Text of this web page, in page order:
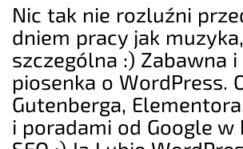
Nic tak nie rozluźni
dniem pracy jak
szczególna :) Zabawna
piosenka o WordPress.
Gutenberga,
i poradami od Google w